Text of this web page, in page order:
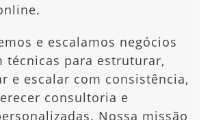
e escalamos negócios
técnicas para estruturar,
e escalar com consistência,
consultoria e
Nossa missão